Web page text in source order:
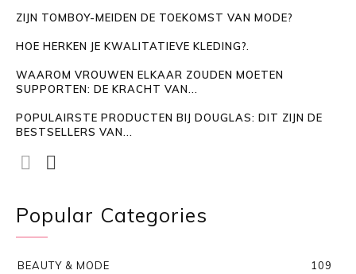
ZIJN TOMBOY-MEIDEN DE TOEKOMST VAN MODE?
HOE HERKEN JE KWALITATIEVE KLEDING?.
WAAROM VROUWEN ELKAAR ZOUDEN MOETEN
SUPPORTEN: DE KRACHT VAN...
POPULAIRSTE PRODUCTEN BIJ DOUGLAS: DIT ZIJN DE
BESTSELLERS VAN...
Popular Categories
BEAUTY & MODE
109